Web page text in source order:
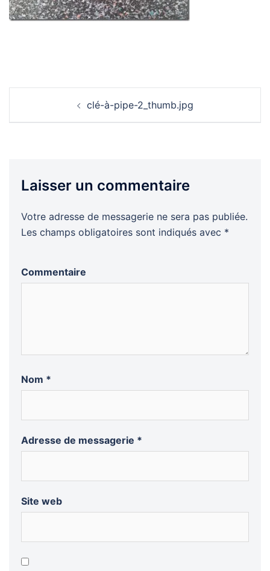
clé-à-pipe-2_thumb.jpg
Laisser un commentaire
Votre adresse de messagerie ne sera pas publiée.
Les champs obligatoires sont indiqués avec *
Commentaire
Nom *
Adresse de messagerie *
Site web